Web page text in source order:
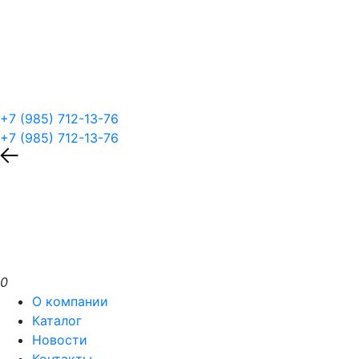
+7 (985) 712-13-76
+7 (985) 712-13-76
0
О компании
Каталог
Новости